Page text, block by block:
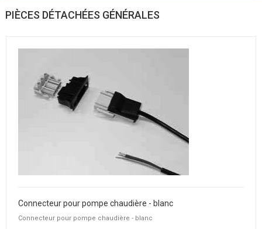
PIÈCES DÉTACHÉES GÉNÉRALES
Connecteur pour pompe chaudière - blanc
Connecteur pour pompe chaudière - blanc